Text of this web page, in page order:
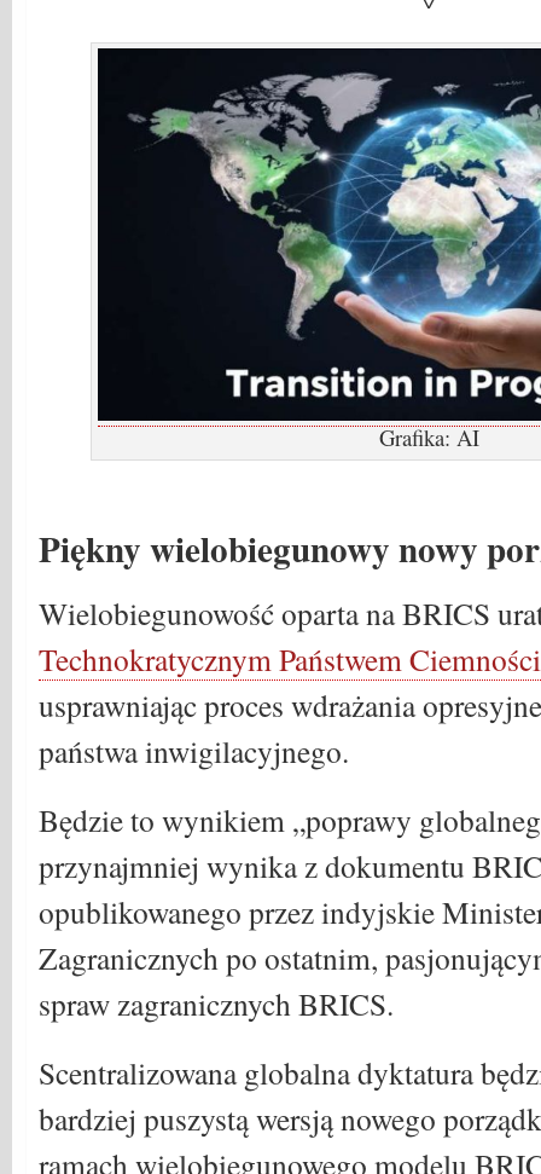
Grafika: AI
Piękny wielobiegunowy nowy
Wielobiegunowość oparta na BRICS
Technokratycznym Państwem Ciemności
usprawniając proces wdrażania
państwa inwigilacyjnego.
Będzie to wynikiem „poprawy
przynajmniej wynika z dokumentu
opublikowanego przez indyjskie
Zagranicznych po ostatnim,
spraw zagranicznych BRICS.
Scentralizowana globalna dyktatura
bardziej puszystą wersją nowego
ramach wielobiegunowego modelu